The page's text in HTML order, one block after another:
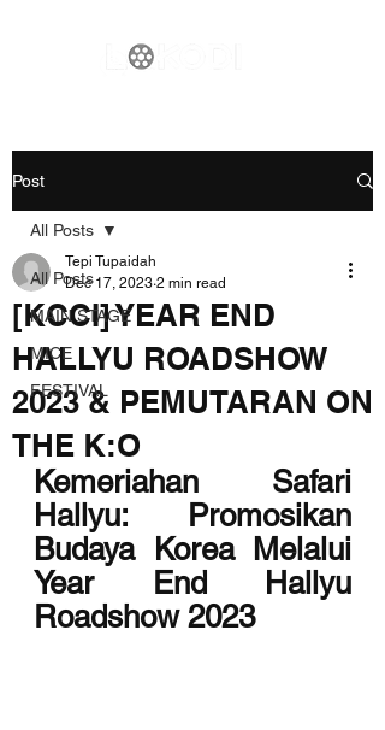
Post
All Posts
MAIN STAGE
MICE
FESTIVAL
All Posts
[KCCI] YEAR END
HALLYU ROADSHOW
2023 & PEMUTARAN ON
THE K:O
Tepi Tupaidah
Dec 17, 2023 2 min read
Kemeriahan Safari
Hallyu: Promosikan
Budaya Korea Melalui
Year End Hallyu
Roadshow 2023